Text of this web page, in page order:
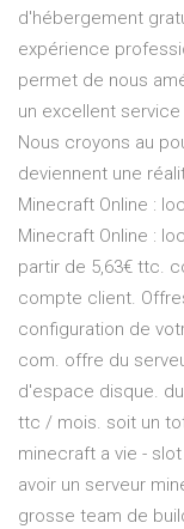
d'hébergement
expérience
permet de nous
un excellent
Nous croyons au
deviennent une
Minecraft Online :
Minecraft Online :
partir de 5,63€ ttc.
compte client.
configuration de
com. offre du
d'espace disque.
ttc / mois. soit un
minecraft a vie -
avoir un serveur
grosse team de